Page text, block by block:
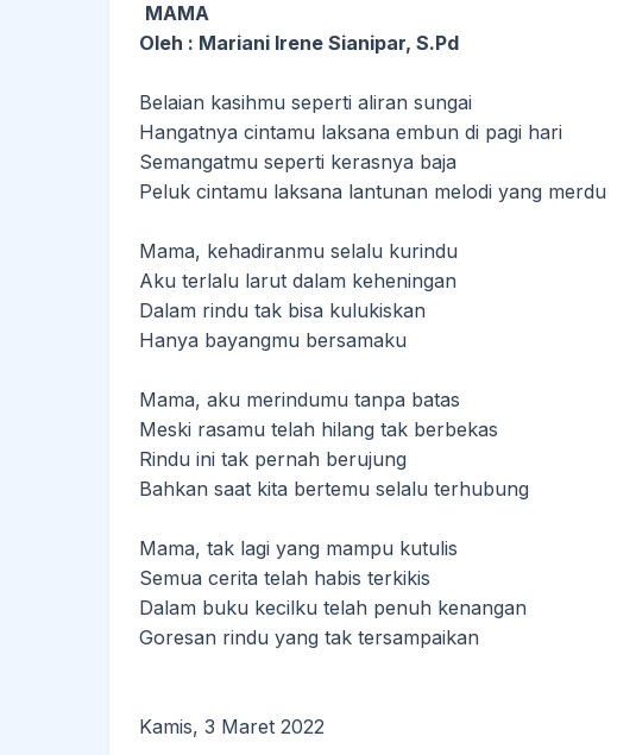
MAMA
Oleh : Mariani Irene Sianipar, S.Pd
Belaian kasihmu seperti aliran sungai
Hangatnya cintamu laksana embun di pagi hari
Semangatmu seperti kerasnya baja
Peluk cintamu laksana lantunan melodi yang merdu
Mama, kehadiranmu selalu kurindu
Aku terlalu larut dalam keheningan
Dalam rindu tak bisa kulukiskan
Hanya bayangmu bersamaku
Mama, aku merindumu tanpa batas
Meski rasamu telah hilang tak berbekas
Rindu ini tak pernah berujung
Bahkan saat kita bertemu selalu terhubung
Mama, tak lagi yang mampu kutulis
Semua cerita telah habis terkikis
Dalam buku kecilku telah penuh kenangan
Goresan rindu yang tak tersampaikan
Kamis, 3 Maret 2022